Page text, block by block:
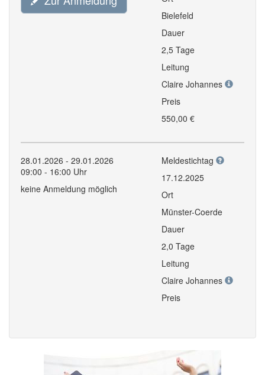
Bielefeld
Dauer
2,5 Tage
Leitung
Claire Johannes
Preis
550,00 €
28.01.2026 - 29.01.2026
09:00 - 16:00 Uhr
keine Anmeldung möglich
Meldestichtag
17.12.2025
Ort
Münster-Coerde
Dauer
2,0 Tage
Leitung
Claire Johannes
Preis